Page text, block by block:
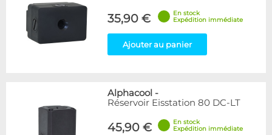
35,90 €
En stock
Expédition immédiate
Ajouter au panier
Alphacool -
Réservoir Eisstation 80 DC-LT
45,90 €
En stock
Expédition immédiate